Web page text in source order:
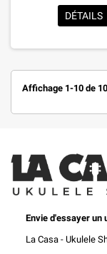
DÉTAILS
Affichage 1-10 de
Envie d'essayer un
La Casa - Ukulele